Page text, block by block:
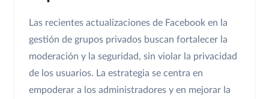
Las recientes actualizaciones de Facebook en la
gestión de grupos privados buscan fortalecer la
moderación y la seguridad, sin violar la privacidad
de los usuarios. La estrategia se centra en
empoderar a los administradores y en mejorar la